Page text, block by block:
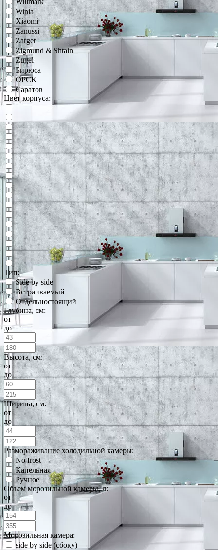
Willmark
Winia
Xiaomi
Zanussi
Zarget
Zigmund & Shtain
Zugel
Бирюса
ОРСК
Саратов
Цвет корпуса:
Тип:
Side by side
Встраиваемый
Отдельностоящий
Глубина, см:
от
до
Высота, см:
от
до
Ширина, см:
от
до
Размораживание холодильной камеры:
No frost
Капельная
Ручное
Объем морозильной камеры, л:
от
до
Морозильная камера:
side by side (сбоку)